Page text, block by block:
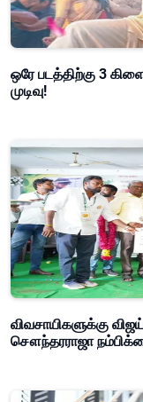
ஒரே படத்திற்கு 3
முடிவு!
விவசாயிகளுக்கு
சௌந்தரராஜா